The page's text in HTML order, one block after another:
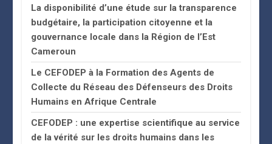
La disponibilité d’une étude sur la transparence
budgétaire, la participation citoyenne et la
gouvernance locale dans la Région de l’Est
Cameroun
Le CEFODEP à la Formation des Agents de
Collecte du Réseau des Défenseurs des Droits
Humains en Afrique Centrale
CEFODEP : une expertise scientifique au service
de la vérité sur les droits humains dans les